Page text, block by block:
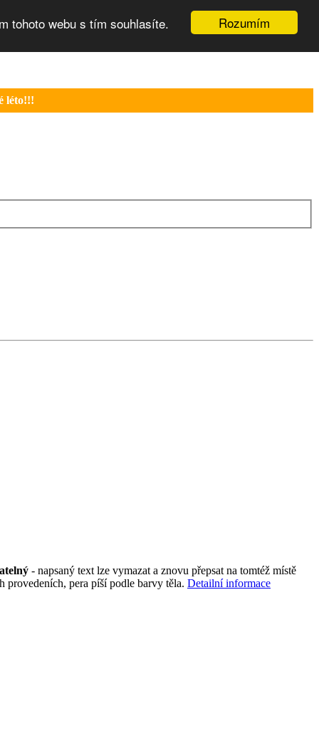
Rozumím
tohoto webu s tím souhlasíte.
léto!!!
- napsaný text lze vymazat a znovu přepsat na tomtéž místě
provedeních, pera píší podle barvy těla. Detailní informace